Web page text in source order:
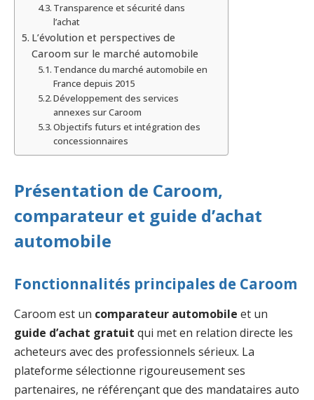
Transparence et sécurité dans
l’achat
L’évolution et perspectives de
Caroom sur le marché automobile
Tendance du marché automobile en
France depuis 2015
Développement des services
annexes sur Caroom
Objectifs futurs et intégration des
concessionnaires
Présentation de Caroom,
comparateur et guide d’achat
automobile
Fonctionnalités principales de Caroom
Caroom est un comparateur automobile et un
guide d’achat gratuit qui met en relation directe les
acheteurs avec des professionnels sérieux. La
plateforme sélectionne rigoureusement ses
partenaires, ne référençant que des mandataires auto